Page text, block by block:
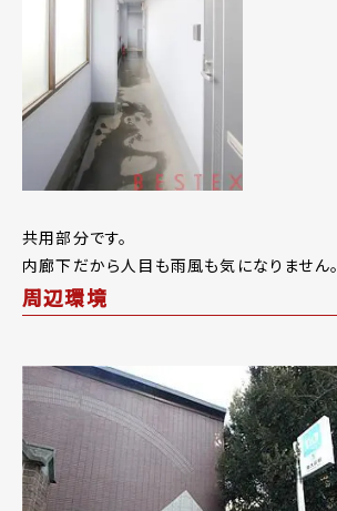
共用部分です。
内廊下だから人目も雨風も気になりません。
周辺環境